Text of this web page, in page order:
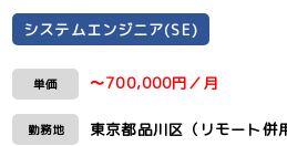
システムエンジニア(SE)
単価 〜700,000円／月
勤務地 東京都品川区（リモート併